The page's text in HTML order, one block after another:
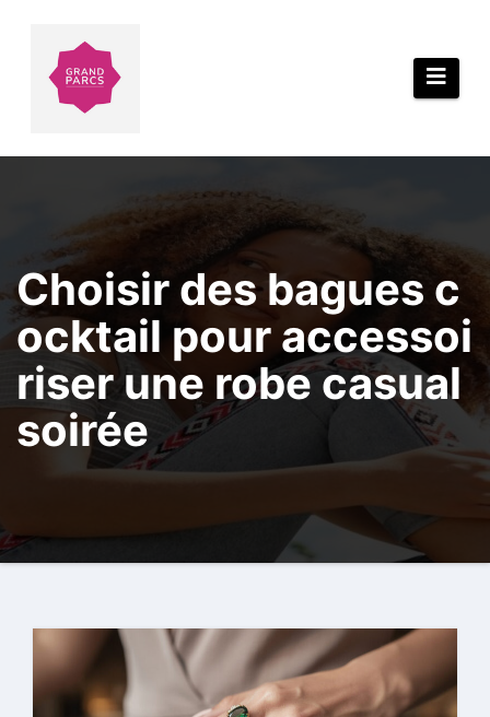
Choisir des bagues c
ocktail pour accessoi
riser une robe casual
soirée